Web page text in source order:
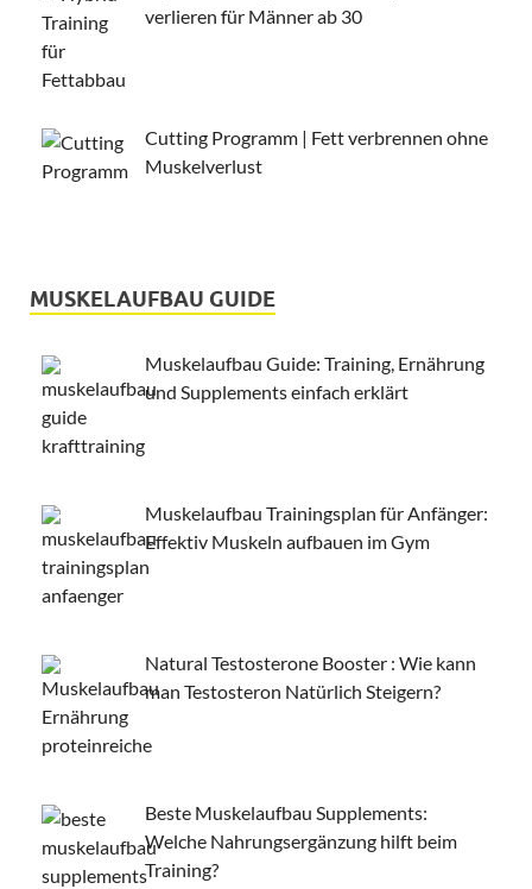
verlieren für Männer ab 30
Cutting Programm | Fett verbrennen ohne
Muskelverlust
MUSKELAUFBAU GUIDE
Muskelaufbau Guide: Training, Ernährung
und Supplements einfach erklärt
Muskelaufbau Trainingsplan für Anfänger:
Effektiv Muskeln aufbauen im Gym
Natural Testosterone Booster : Wie kann
man Testosteron Natürlich Steigern?
Beste Muskelaufbau Supplements:
Welche Nahrungsergänzung hilft beim
Training?